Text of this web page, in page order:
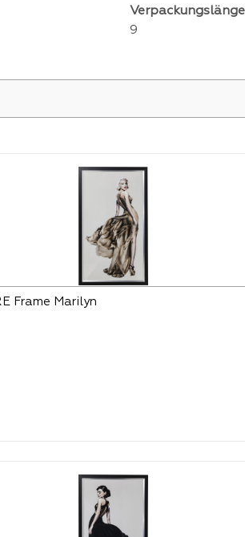
Verpackungslänge
9
Frame Marilyn